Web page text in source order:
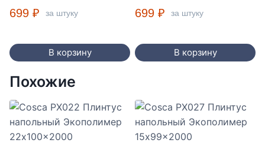
699 ₽ за штуку
В корзину
699 ₽ за штуку
В корзину
Похожие